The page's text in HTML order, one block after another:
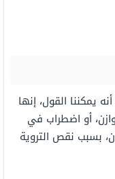
يمكننا القول، إنها
أو اضطراب في
بسبب نقص التروية